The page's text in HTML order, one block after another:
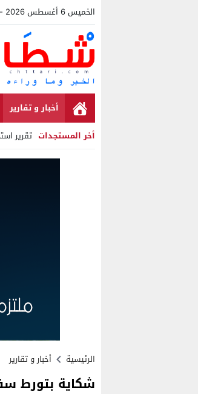
الخميس 6 أغسطس 2026 - 14:42 مساءً
أخبار و تقارير
أخر المستجدات تقرير
Stop
الرئيسية أخبار و تقارير
شكاية بتورط